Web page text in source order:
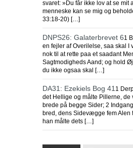
svaret: »Du får ikke lov at se mit
menneske kan se mig og
33:18-20) […]
DNPS26: Galaterbrevet 61
en fejler af Overilelse, saa skal
nok til at rette paa et saadant
Sagtmodigheds Aand; og hold
du ikke ogsaa skal […]
DA31: Ezekiels Bog 41 1
det Hellige og målte Pillerne, de
brede på begge Sider; 2
bred, dens Sidevægge fem Alen
han målte dets […]